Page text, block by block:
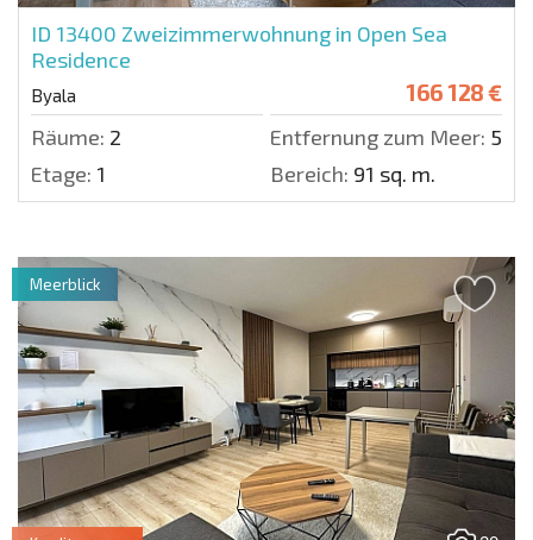
ID 13400 Zweizimmerwohnung in Open Sea
Residence
Byala 166 128 €
Räume: 2 Entfernung zum Meer: 50
Etage: 1 Bereich: 91 sq. m.
Meerblick